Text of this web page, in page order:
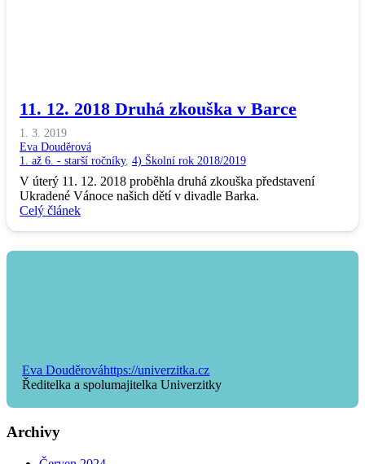
11. 12. 2018 Druhá zkouška v Barce
1. 3. 2019
Eva Douděrová
1. až 6. - starší ročníky, 4) Školní rok 2018/2019
V úterý 11. 12. 2018 proběhla druhá zkouška představení
Ukradené Vánoce našich dětí v divadle Barka.
Celý článek
Eva Douděrováhttps://univerzitka.cz
Ředitelka a spolumajitelka Univerzitky
Archivy